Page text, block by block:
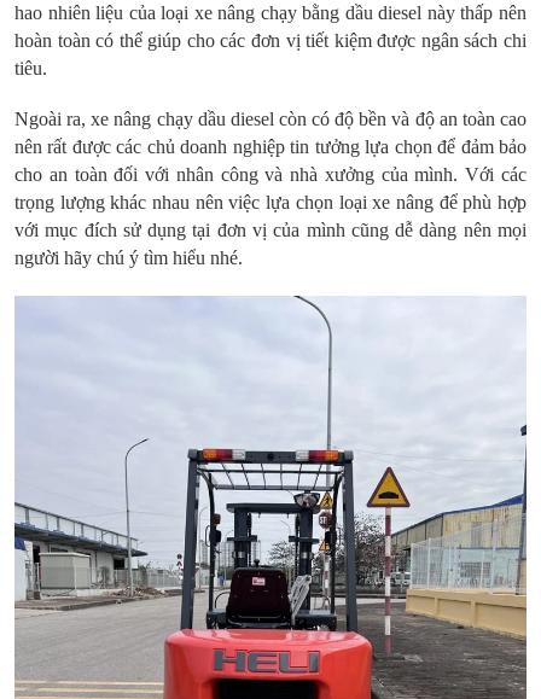
hao nhiên liệu của loại xe nâng chạy bằng dầu diesel này thấp nên
hoàn toàn có thể giúp cho các đơn vị tiết kiệm được ngân sách chi
tiêu.
Ngoài ra, xe nâng chạy dầu diesel còn có độ bền và độ an toàn cao
nên rất được các chủ doanh nghiệp tin tưởng lựa chọn để đảm bảo
cho an toàn đối với nhân công và nhà xưởng của mình. Với các
trọng lượng khác nhau nên việc lựa chọn loại xe nâng để phù hợp
với mục đích sử dụng tại đơn vị của mình cũng dễ dàng nên mọi
người hãy chú ý tìm hiểu nhé.